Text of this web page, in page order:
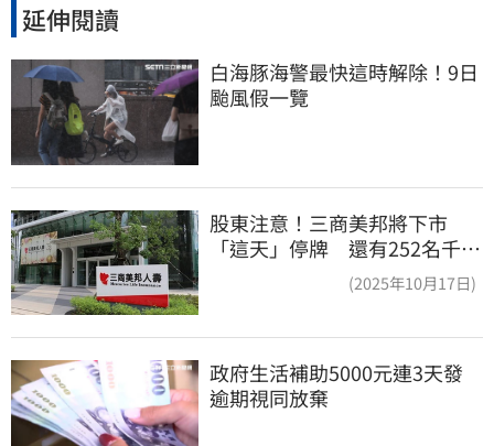
延伸閱讀
白海豚海警最快這時解除！9日
颱風假一覽
股東注意！三商美邦將下市
「這天」停牌 還有252名千張
(2025年10月17日)
政府生活補助5000元連3天發
逾期視同放棄